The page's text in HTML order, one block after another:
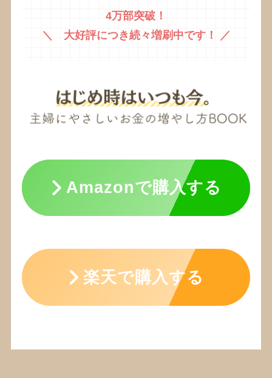
4万部突破！
＼ 大好評につき続々増刷中です！ ／
Amazonで購入する
楽天で購入する